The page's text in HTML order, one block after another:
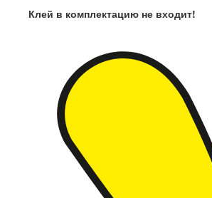
Клей в комплектацию не входит!